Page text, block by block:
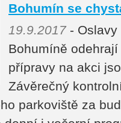
Bohumín se
19.9.2017- Oslavy
Bohumíně
přípravy na akci
Závěrečný
parkoviště za